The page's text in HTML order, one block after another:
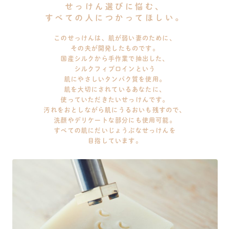
せっけん選びに悩む、
すべての人につかってほしい。
このせっけんは、肌が弱い妻のために、
その夫が開発したものです。
国産シルクから手作業で抽出した、
シルクフィブロインという
肌にやさしいタンパク質を使用。
肌を大切にされているあなたに、
使っていただきたいせっけんです。
汚れをおとしながら肌にうるおいも残すので、
洗顔やデリケートな部分にも使用可能。
すべての肌にだいじょうぶなせっけんを
目指しています。